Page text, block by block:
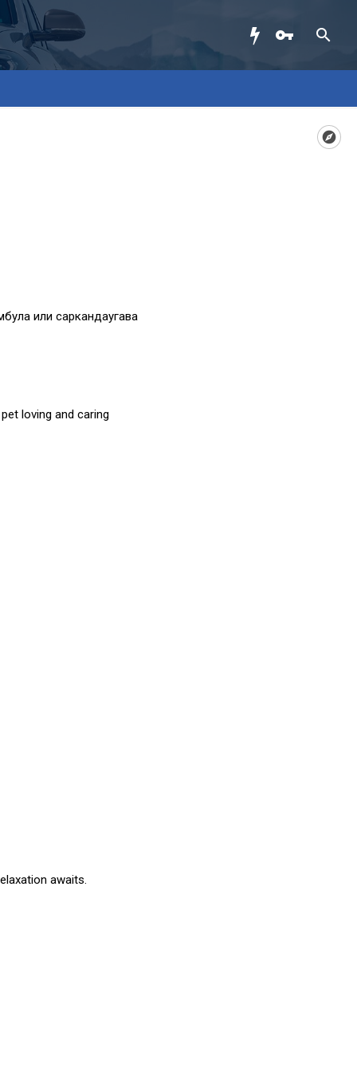
или саркандаугава
loving and caring
awaits.